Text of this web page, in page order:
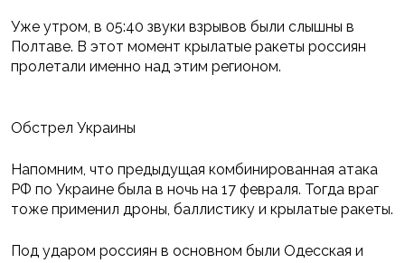
Уже утром, в 05:40 звуки взрывов были слышны в
Полтаве. В этот момент крылатые ракеты россиян
пролетали именно над этим регионом.
Обстрел Украины
Напомним, что предыдущая комбинированная атака
РФ по Украине была в ночь на 17 февраля. Тогда враг
тоже применил дроны, баллистику и крылатые ракеты.
Под ударом россиян в основном были Одесская и